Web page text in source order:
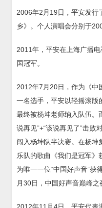
2006年2月19日，平安发行
乡》。个人演唱会分别于
2011年，平安在上海广播
国冠军。
2012年7月20日，作为《中
一名选手，平安以轻摇滚版
最终被杨坤老师纳入队伍。
说再见”+“该说再见了”击败
闯入杨坤队半决赛。在杨坤
乐队的歌曲《我们是冠军
为唯一一位“中国好声音”获
月30日，中国好声音巅峰之